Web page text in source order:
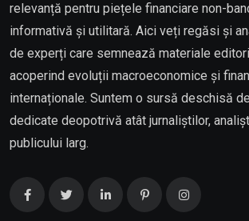
relevanță pentru piețele financiare non-
informativă și utilitară. Aici veți regăsi și
de experți care semnează materiale
acoperind evoluții macroeconomice și
internaționale. Suntem o sursă deschisă
dedicate deopotrivă atât jurnaliștilor,
publicului larg.